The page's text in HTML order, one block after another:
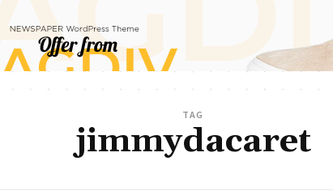
TAG
jimmydacaret